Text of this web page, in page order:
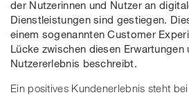
der Nutzerinnen und Nutzer an
Dienstleistungen sind gestiegen.
einem sogenannten Customer
Lücke zwischen diesen
Nutzererlebnis beschreibt.
Ein positives Kundenerlebnis steht